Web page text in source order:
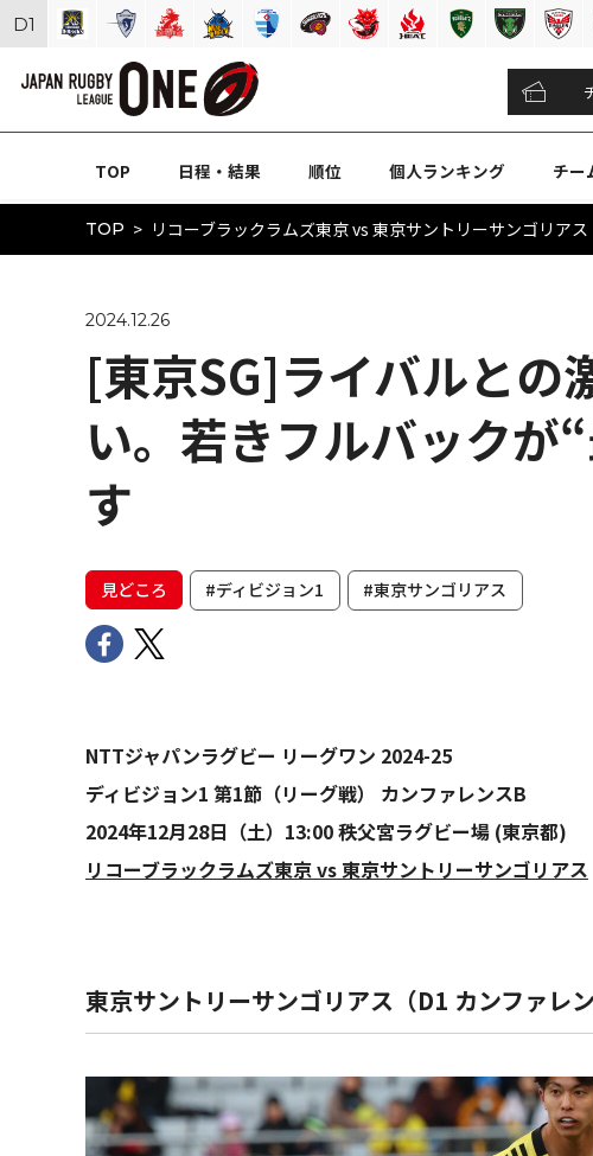
TOP 日程・結果 順位 個人ランキング チー
TOP リコーブラックラムズ東京 vs 東京サントリーサンゴリア
2024.12.26
[東京SG]ライバルとの
い。若きフルバックが
す
見どころ #ディビジョン1 #東京サンゴリアス
NTTジャパンラグビー リーグワン 2024-25
ディビジョン1 第1節（リーグ戦） カンファレンスB
2024年12月28日（土）13:00 秩父宮ラグビー場 (東京都)
リコーブラックラムズ東京 vs 東京サントリーサンゴリアス
東京サントリーサンゴリアス（D1 カンファレン
D1